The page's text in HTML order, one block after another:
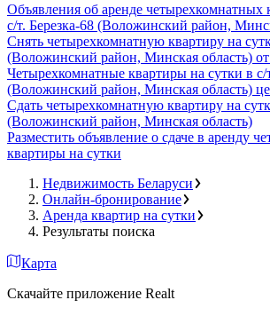
Объявления об аренде четырехкомнатных
с/т. Березка-68 (Воложинский район,
Снять четырехкомнатную квартиру на
(Воложинский район, Минская область) от
Четырехкомнатные квартиры на сутки в с/
(Воложинский район, Минская область)
Сдать четырехкомнатную квартиру на
(Воложинский район, Минская область)
Разместить объявление о сдаче в аренду
квартиры на сутки
Недвижимость Беларуси
Онлайн-бронирование
Аренда квартир на сутки
Результаты поиска
Карта
Скачайте приложение Realt